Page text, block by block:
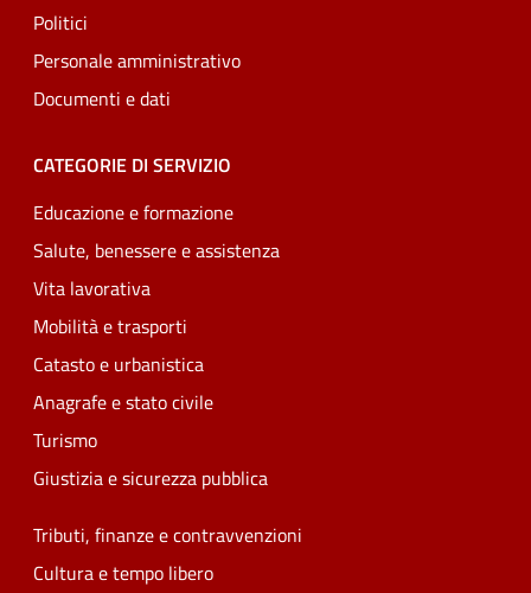
Politici
Personale amministrativo
Documenti e dati
CATEGORIE DI SERVIZIO
Educazione e formazione
Salute, benessere e assistenza
Vita lavorativa
Mobilità e trasporti
Catasto e urbanistica
Anagrafe e stato civile
Turismo
Giustizia e sicurezza pubblica
Tributi, finanze e contravvenzioni
Cultura e tempo libero